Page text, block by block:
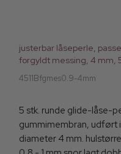
justerbar låseperle,
forgyldt messing, 4 mm,
4511Bfgmes0.9-4mm
5 stk. runde glide-låse-
gummimembran, udført
diameter 4 mm.